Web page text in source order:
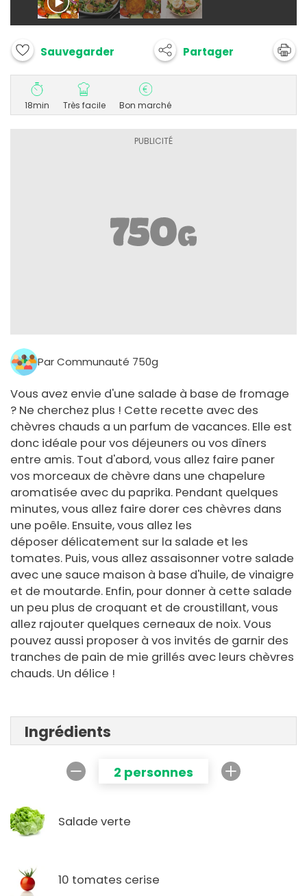
Sauvegarder Partager
18min Très facile Bon marché
Par Communauté 750g
Vous avez envie d'une salade à base de fromage
? Ne cherchez plus ! Cette recette avec des
chèvres chauds a un parfum de vacances. Elle est
donc idéale pour vos déjeuners ou vos dîners
entre amis. Tout d'abord, vous allez faire paner
vos morceaux de chèvre dans une chapelure
aromatisée avec du paprika. Pendant quelques
minutes, vous allez faire dorer ces chèvres dans
une poêle. Ensuite, vous allez les
déposer délicatement sur la salade et les
tomates. Puis, vous allez assaisonner votre salade
avec une sauce maison à base d'huile, de vinaigre
et de moutarde. Enfin, pour donner à cette salade
un peu plus de croquant et de croustillant, vous
allez rajouter quelques cerneaux de noix. Vous
pouvez aussi proposer à vos invités de garnir des
tranches de pain de mie grillés avec leurs chèvres
chauds. Un délice !
Ingrédients
2 personnes
Salade verte
10 tomates cerise